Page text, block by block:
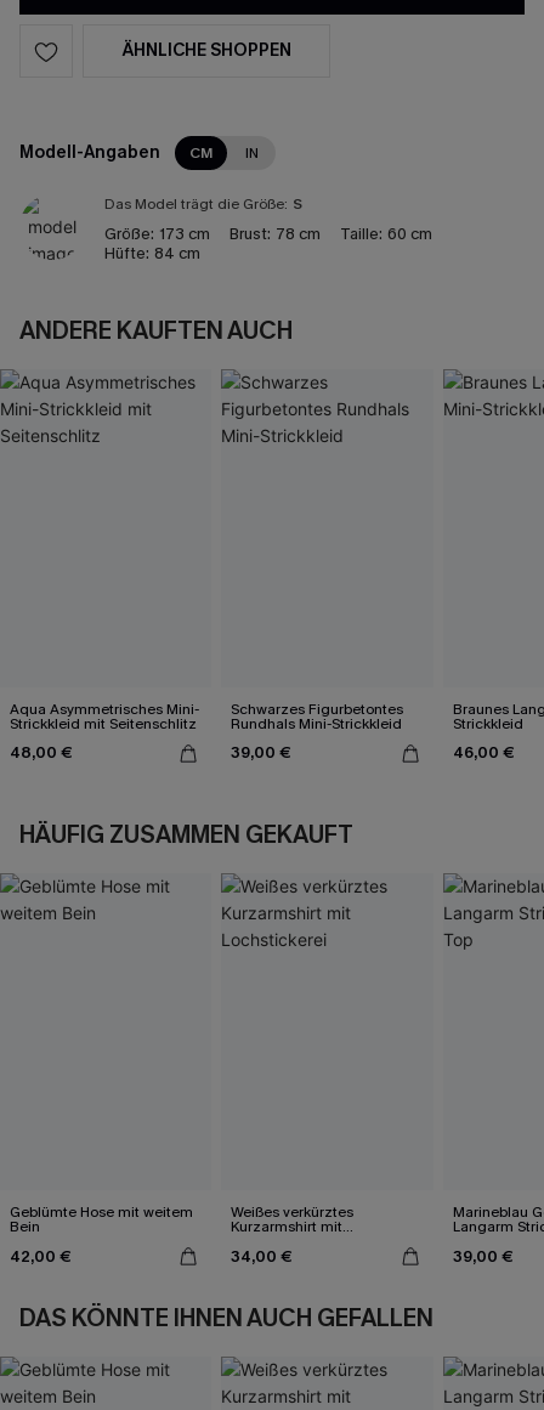
ÄHNLICHE SHOPPEN
Modell-Angaben CM IN
Das Model trägt die Größe: S
Größe: 173 cm Brust: 78 cm Taille: 60 cm
Hüfte: 84 cm
ANDERE KAUFTEN AUCH
Aqua Asymmetrisches Mini-
Strickkleid mit Seitenschlitz
48,00 €
Schwarzes Figurbetontes
Rundhals Mini-Strickkleid
39,00 €
Braunes
Strickkleid
46,00 €
HÄUFIG ZUSAMMEN GEKAUFT
Geblümte Hose mit weitem
Bein
42,00 €
Weißes verkürztes
Kurzarmshirt mit
34,00 €
Marineblau
Langarm
39,00 €
DAS KÖNNTE IHNEN AUCH GEFALLEN